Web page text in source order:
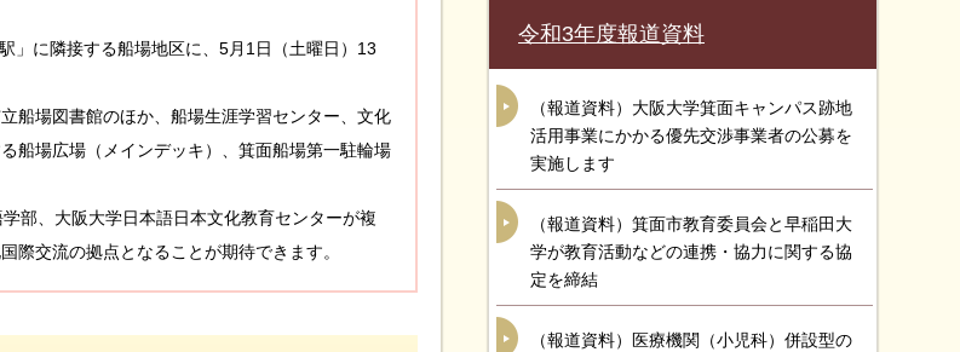
」に隣接する船場地区に、5月1日（土曜日）13
船場図書館のほか、船場生涯学習センター、文化
船場広場（メインデッキ）、箕面船場第一駐輪場
部、大阪大学日本語日本文化教育センターが複
際交流の拠点となることが期待できます。
令和3年度報道資料
（報道資料）大阪大学箕面キャンパス跡地
活用事業にかかる優先交渉事業者の公募を
実施します
（報道資料）箕面市教育委員会と早稲田大
学が教育活動などの連携・協力に関する協
定を締結
（報道資料）医療機関（小児科）併設型の